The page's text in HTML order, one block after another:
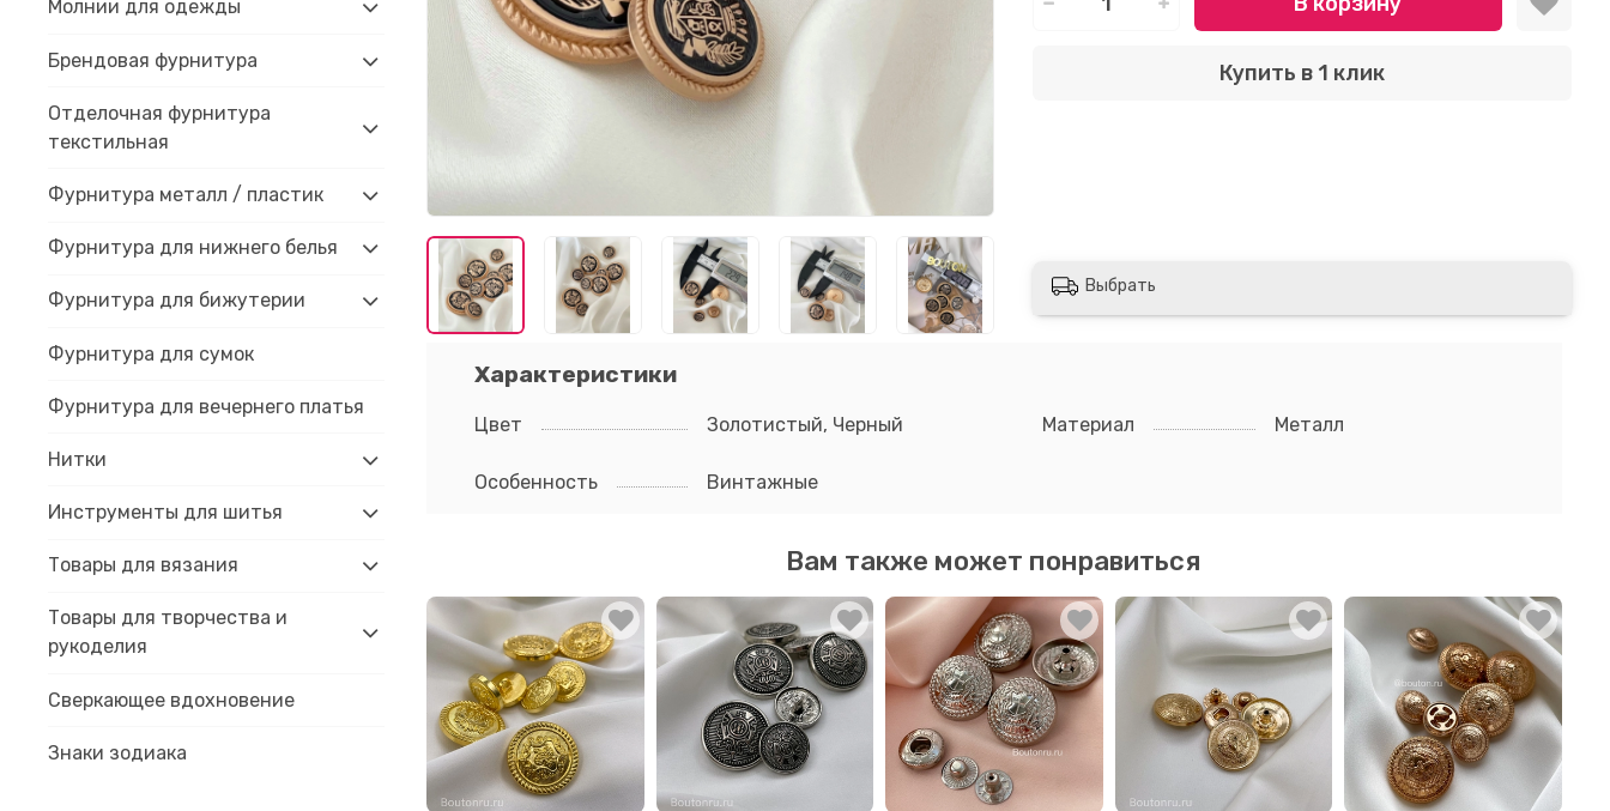
Купить в 1 клик
Выбрать
Характеристики
Цвет Золотистый, Черный Материал Металл
Особенность Винтажные
Вам также может понравиться
Молнии для одежды
Брендовая фурнитура
Отделочная фурнитура
текстильная
Фурнитура металл / пластик
Фурнитура для нижнего белья
Фурнитура для бижутерии
Фурнитура для сумок
Фурнитура для вечернего платья
Нитки
Инструменты для шитья
Товары для вязания
Товары для творчества и
рукоделия
Сверкающее вдохновение
Знаки зодиака